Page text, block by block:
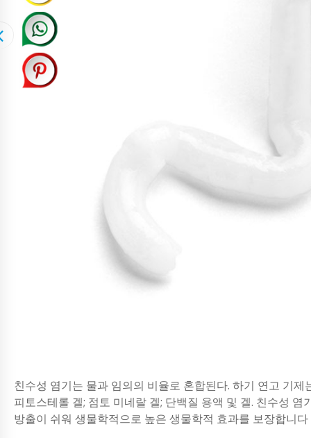
친수성 염기는 물과 임의의 비율로 혼합된다. 하기 연고 기
피토스테롤 겔; 점토 미네랄 겔; 단백질 용액 및 겔. 친수성
방출이 쉬워 생물학적으로 높은 생물학적 효과를 보장합니다